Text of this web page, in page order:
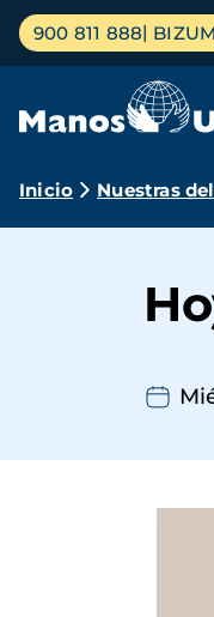
Pasar
contenido
Menú
principal
900 811 888
Ruta
Inicio Nuestras